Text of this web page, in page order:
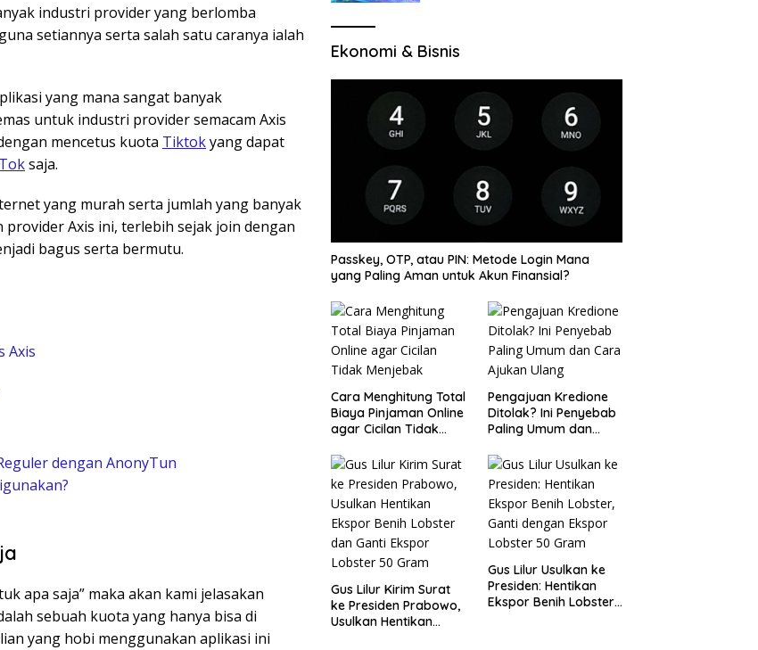
industri provider yang berlomba
setiannya serta salah satu caranya ialah
yang mana sangat banyak
untuk industri provider semacam Axis
mencetus kuota Tiktokyang dapat
saja.
yang murah serta jumlah yang banyak
Axis ini, terlebih sejak join dengan
bagus serta bermutu.
Axis
dengan AnonyTun
apa saja” maka akan kami jelasakan
sebuah kuota yang hanya bisa di
yang hobi menggunakan aplikasi ini
Ekonomi & Bisnis
Passkey, OTP, atau PIN: Metode Login Mana
yang Paling Aman untuk Akun Finansial?
Cara Menghitung Total
Biaya Pinjaman Online
agar Cicilan Tidak
Pengajuan Kredione
Ditolak? Ini Penyebab
Paling Umum dan
Gus Lilur Kirim Surat
ke Presiden Prabowo,
Usulkan Hentikan
Gus Lilur Usulkan ke
Presiden: Hentikan
Ekspor Benih Lobster,